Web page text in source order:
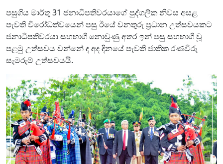
පසුගිය මාර්තු 31 ජනාධිපතිවරයාගේ පුද්ගලික නිවස අසළ
පැවති විරෝධත්වයෙන් පසු ඊයේ වනතුරු ප්‍රධාන උත්සවයකට
ජනාධිපතිවරයා සහභාගී නොවුණු අතර ඉන් පසු සහභාගී වූ
පළමු උත්සවය වන්නේ ද අද දිනයේ පැවති ජාතික රණවිරු
සැමරුම් උත්සවයයි.